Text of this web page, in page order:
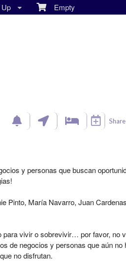
Empty
Share
y personas que buscan
Pinto, María Navarro, Juan
para vivir o sobrevivir… por favor, no
de negocios y personas que aún no
no disfrutan.